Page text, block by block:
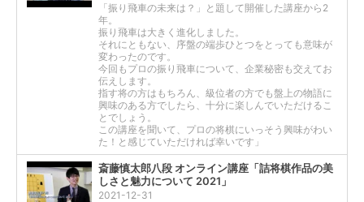
「振り飛車の未来は？」と題して開催した講座から2
年。
振り飛車は大きく進化しました。
それにともない、序盤の端歩ひとつをとっても意味が
変わったのです。
今回もプロの振り飛車について、企業秘密も交えてお
伝えします。
指す将の方はもちろん、級位者の方でも盤上の物語に
興味のある方でしたら、十分に楽しんでいただけるこ
とでしょう。
この講座を聞いて、プロの将棋にいっそう興味がわい
た！と感じていただければ幸いです」
斎藤慎太郎八段 オンライン講座「詰将棋作品の美
しさと魅力について 2021」
2021-12-31